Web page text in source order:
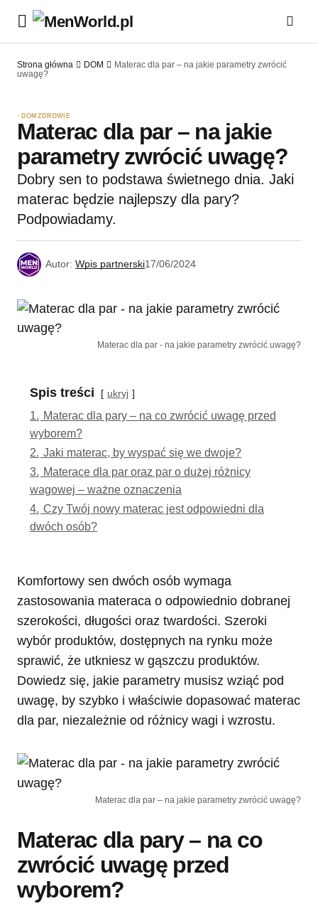
Strona główna DOM
Materac dla par – na jakie parametry zwrócić
uwagę?
DOM ZDROWIE
Materac dla par – na jakie
parametry zwrócić uwagę?
Dobry sen to podstawa świetnego dnia. Jaki
materac będzie najlepszy dla pary?
Podpowiadamy.
Autor: Wpis partnerski17/06/2024
Materac dla par - na jakie parametry zwrócić uwagę?
Spis treści ukryj
1. Materac dla pary – na co zwrócić uwagę przed
wyborem?
2. Jaki materac, by wyspać się we dwoje?
3. Materace dla par oraz par o dużej różnicy
wagowej – ważne oznaczenia
4. Czy Twój nowy materac jest odpowiedni dla
dwóch osób?
Komfortowy sen dwóch osób wymaga
zastosowania materaca o odpowiednio dobranej
szerokości, długości oraz twardości. Szeroki
wybór produktów, dostępnych na rynku może
sprawić, że utkniesz w gąszczu produktów.
Dowiedz się, jakie parametry musisz wziąć pod
uwagę, by szybko i właściwie dopasować materac
dla par, niezależnie od różnicy wagi i wzrostu.
Materac dla par – na jakie parametry zwrócić uwagę?
Materac dla pary – na co
zwrócić uwagę przed
wyborem?